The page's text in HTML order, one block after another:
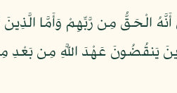
الْحَقُّ مِن رَّبِّهِمْ وَأَمَّا الَّذِينَ
مَثَلاً يُضِلُّ بِهِ كَثِيراً وَيَهْدِي بِهِ كَثِيراً وَمَا يُضِلُّ بِهِ إِلاَّ الْفَاسِقِينَ (26)